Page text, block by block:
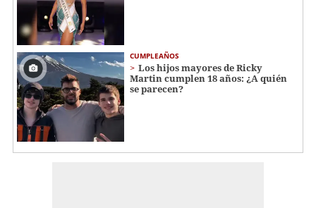
CUMPLEAÑOS
Los hijos mayores de Ricky
Martin cumplen 18 años: ¿A quién
se parecen?